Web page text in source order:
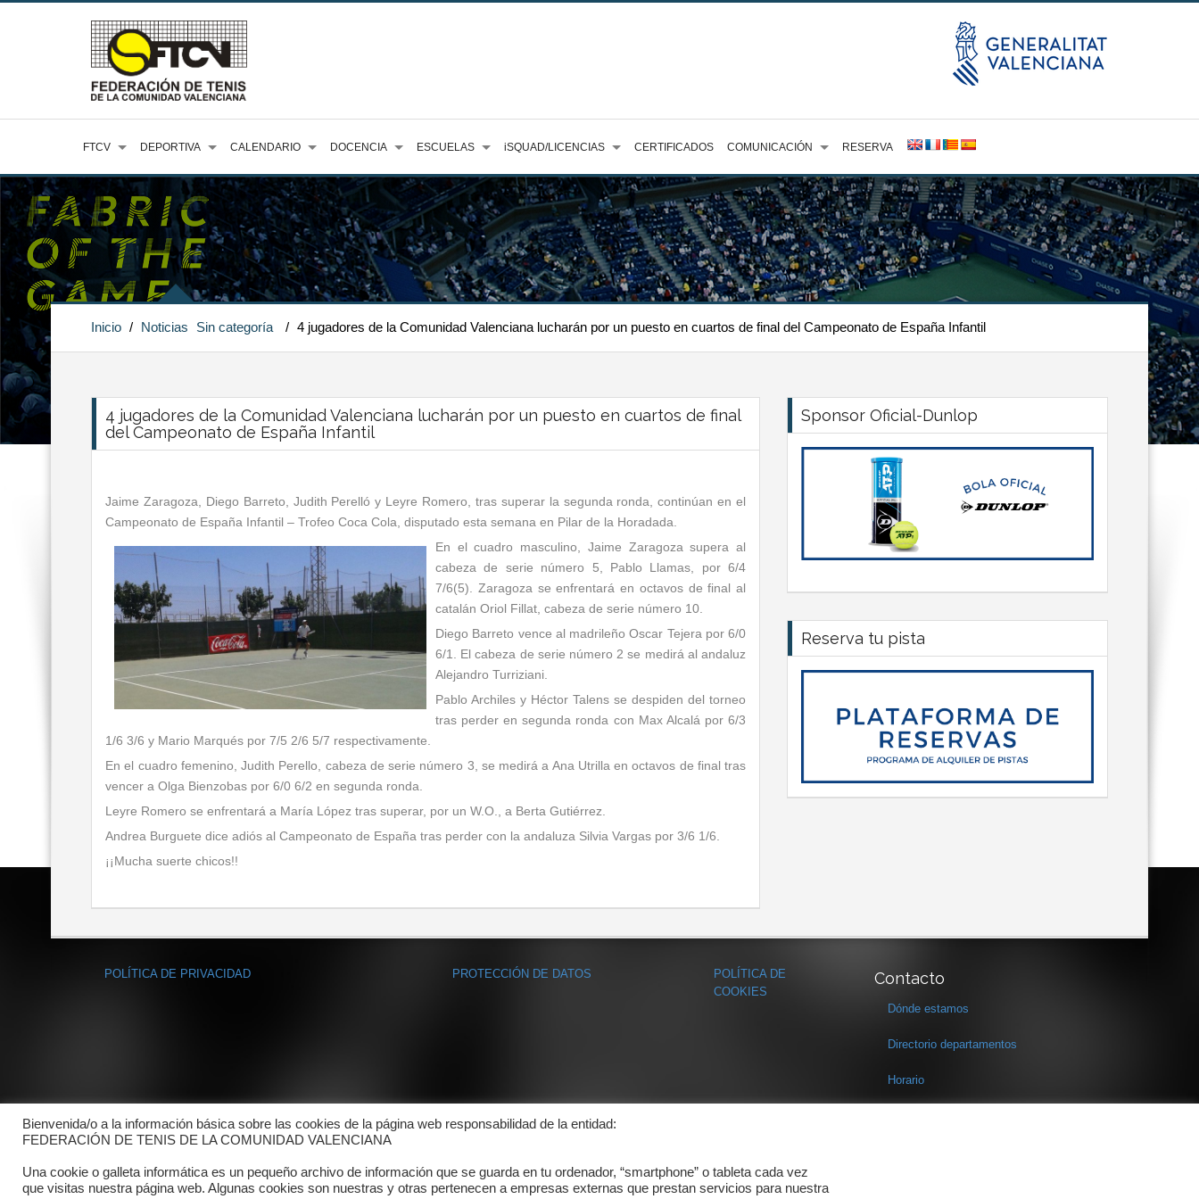
FTCV DEPORTIVA CALENDARIO DOCENCIA ESCUELAS iSQUAD/LICENCIAS CERTIFICADOS COMUNICACIÓN RESERVA
Inicio / Noticias Sin categoría / 4 jugadores de la Comunidad Valenciana lucharán por un puesto en cuartos de final del Campeonato de España Infantil
4 jugadores de la Comunidad Valenciana lucharán por un puesto en cuartos de final
del Campeonato de España Infantil
Jaime Zaragoza, Diego Barreto, Judith Perelló y Leyre Romero, tras superar la segunda ronda, continúan en el
Campeonato de España Infantil – Trofeo Coca Cola, disputado esta semana en Pilar de la Horadada.
En el cuadro masculino, Jaime Zaragoza supera al
cabeza de serie número 5, Pablo Llamas, por 6/4
7/6(5). Zaragoza se enfrentará en octavos de final al
catalán Oriol Fillat, cabeza de serie número 10.
Diego Barreto vence al madrileño Oscar Tejera por 6/0
6/1. El cabeza de serie número 2 se medirá al andaluz
Alejandro Turriziani.
Pablo Archiles y Héctor Talens se despiden del torneo
tras perder en segunda ronda con Max Alcalá por 6/3
1/6 3/6 y Mario Marqués por 7/5 2/6 5/7 respectivamente.
En el cuadro femenino, Judith Perello, cabeza de serie número 3, se medirá a Ana Utrilla en octavos de final tras
vencer a Olga Bienzobas por 6/0 6/2 en segunda ronda.
Leyre Romero se enfrentará a María López tras superar, por un W.O., a Berta Gutiérrez.
Andrea Burguete dice adiós al Campeonato de España tras perder con la andaluza Silvia Vargas por 3/6 1/6.
¡¡Mucha suerte chicos!!
Sponsor Oficial-Dunlop
Reserva tu pista
POLÍTICA DE PRIVACIDAD PROTECCIÓN DE DATOS
POLÍTICA DE
COOKIES
Contacto
Dónde estamos
Directorio departamentos
Horario
Bienvenida/o a la información básica sobre las cookies de la página web responsabilidad de la entidad:
FEDERACIÓN DE TENIS DE LA COMUNIDAD VALENCIANA
Una cookie o galleta informática es un pequeño archivo de información que se guarda en tu ordenador, “smartphone” o tableta cada vez
que visitas nuestra página web. Algunas cookies son nuestras y otras pertenecen a empresas externas que prestan servicios para nuestra